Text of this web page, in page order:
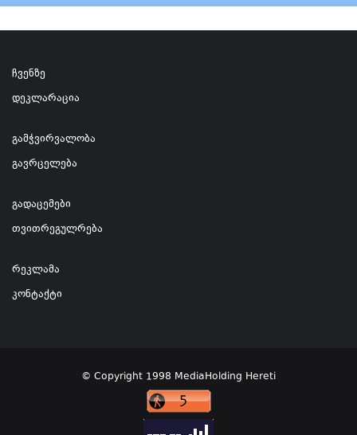
ჩვენზე
დეკლარაცია
გამჭვირვალობა
გავრცელება
გადაცემები
თვითრეგულრება
რეკლამა
კონტაქტი
© Copyright 1998 MediaHolding Hereti